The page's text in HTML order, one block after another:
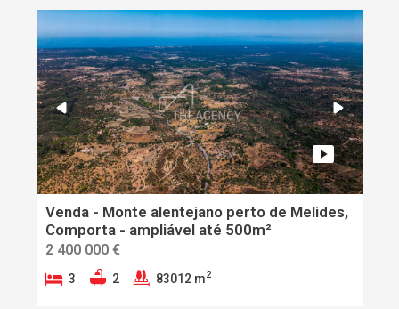
Venda - Monte alentejano perto de Melides,
Comporta - ampliável até 500m²
2 400 000 €
3 2 83012 m2